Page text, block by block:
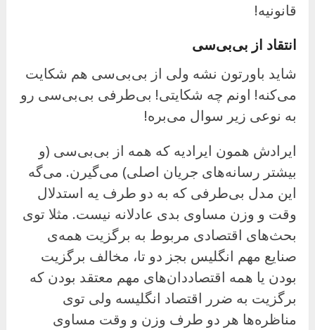
قانونیه!
انتقاد از بی‌بی‌سی
شاید باورتون نشه ولی از بی‌بی‌سی هم شکایت
می‌کنه! اونم چه شکایتی! بی‌طرفی بی‌بی‌سی رو
به نوعی زیر سوال می‌بره!
ایرادش همون ایرادیه که همه از بی‌بی‌سی (و
بیشتر رسانه‌های جریان اصلی) می‌گیرن. می‌گه
این مدل بی‌طرفی که به دو طرف یه استدلال
وقت و وزن مساوی بدی عادلانه نیست. مثلا توی
بحث‌های اقتصادی مربوط به برگزیت همه‌ی
صنایع مهم انگلیس بجز دو تا، مخالف برگزیت
بودن یا همه اقتصاددان‌های مهم معتقد بودن که
برگزیت به ضرر اقتصاد انگلیسه ولی توی
مناظره‌ها هر دو طرف وزن و وقت مساوی